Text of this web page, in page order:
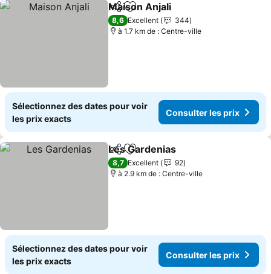
PartagerAjouter à mes favoris
Maison Anjali
8,6 Excellent
344
à 1.7 km de : Centre-ville
Sélectionnez des dates pour voir
les prix exacts
Consulter les prix
PartagerAjouter à mes favoris
Les Gardenias
8,7 Excellent
92
à 2.9 km de : Centre-ville
Sélectionnez des dates pour voir
les prix exacts
Consulter les prix